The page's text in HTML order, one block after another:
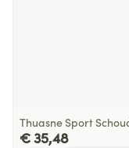
Thuasne Sport
€ 35,48